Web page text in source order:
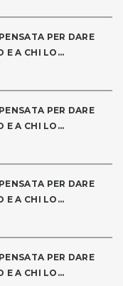
PER DARE
E A CHI LO...
PER DARE
E A CHI LO...
PER DARE
E A CHI LO...
PER DARE
E A CHI LO...